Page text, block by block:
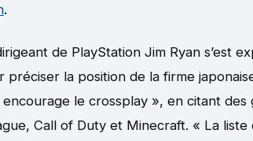
.
de PlayStation Jim Ryan s’est
la position de la firme
le crossplay », en citant des
Call of Duty et Minecraft. « La liste